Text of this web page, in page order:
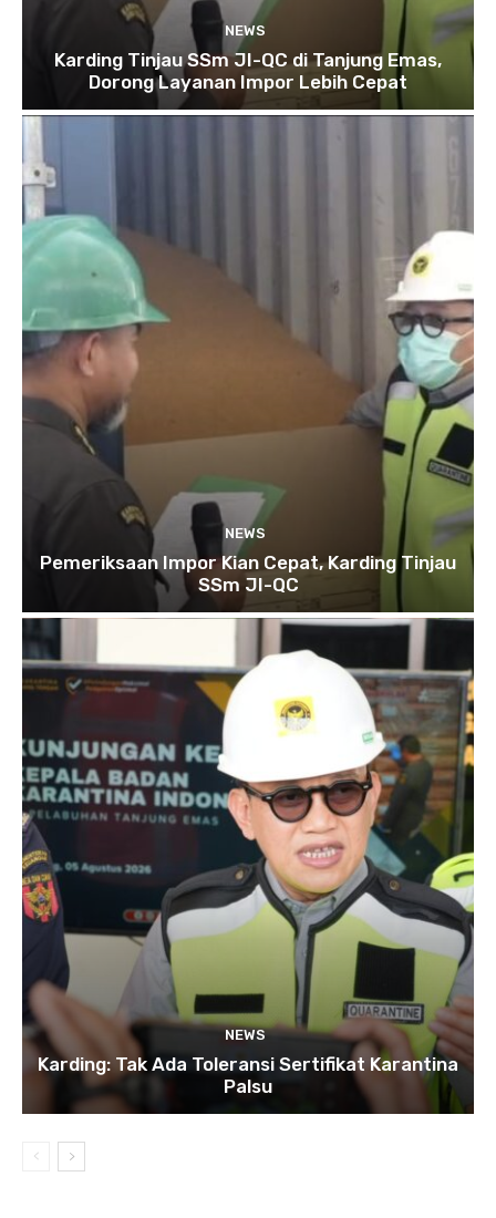
NEWS
Karding Tinjau SSm JI-QC di Tanjung Emas,
Dorong Layanan Impor Lebih Cepat
NEWS
Pemeriksaan Impor Kian Cepat, Karding Tinjau
SSm JI-QC
NEWS
Karding: Tak Ada Toleransi Sertifikat Karantina
Palsu